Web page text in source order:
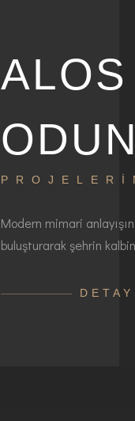
ALOS
Modern mimari
buluşturarak şehrin